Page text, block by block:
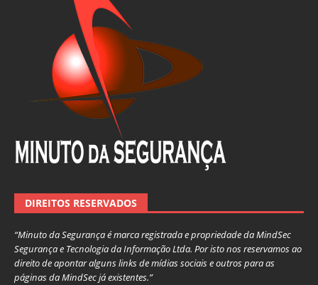
DIREITOS RESERVADOS
“Minuto da Segurança é marca registrada e propriedade da MindSec
Segurança e Tecnologia da Informação Ltda. Por isto nos reservamos ao
direito de apontar alguns links de mídias sociais e outros para as
páginas da MindSec já existentes.”